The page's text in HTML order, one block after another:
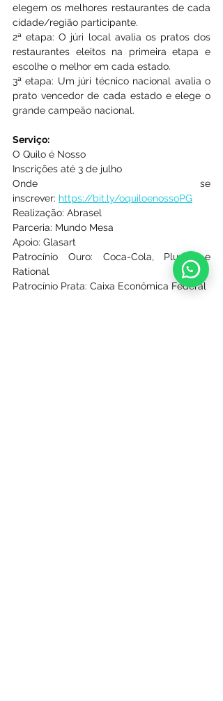
elegem os melhores restaurantes de cada
cidade/região participante.
2ª etapa: O júri local avalia os pratos dos
restaurantes eleitos na primeira etapa e
escolhe o melhor em cada estado.
3ª etapa: Um júri técnico nacional avalia o
prato vencedor de cada estado e elege o
grande campeão nacional.
Serviço:
O Quilo é Nosso
Inscrições até 3 de julho
Onde se
inscrever: https://bit.ly/oquiloenossoPG
Realização: Abrasel
Parceria: Mundo Mesa
Apoio: Glasart
Patrocínio Ouro: Coca-Cola, Pluxee e
Rational
Patrocínio Prata: Caixa Econômica Federal